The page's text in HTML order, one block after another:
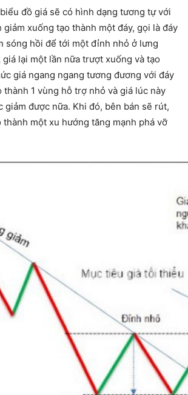
đồ giá sẽ có hình dạng tương tự với
giảm xuống tạo thành một đáy, gọi là đáy
sóng hồi để tới một đỉnh nhỏ ở lưng
lại một lần nữa trượt xuống và tạo
giá ngang ngang tương đương với đáy
thành 1 vùng hỗ trợ nhỏ và giá lúc này
giảm được nữa. Khi đó, bên bán sẽ rút,
thành một xu hướng tăng mạnh phá vỡ